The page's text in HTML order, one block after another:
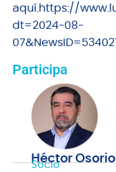
aquí.https://
dt=2024-08-
Participa
Héctor Osorio
Socio